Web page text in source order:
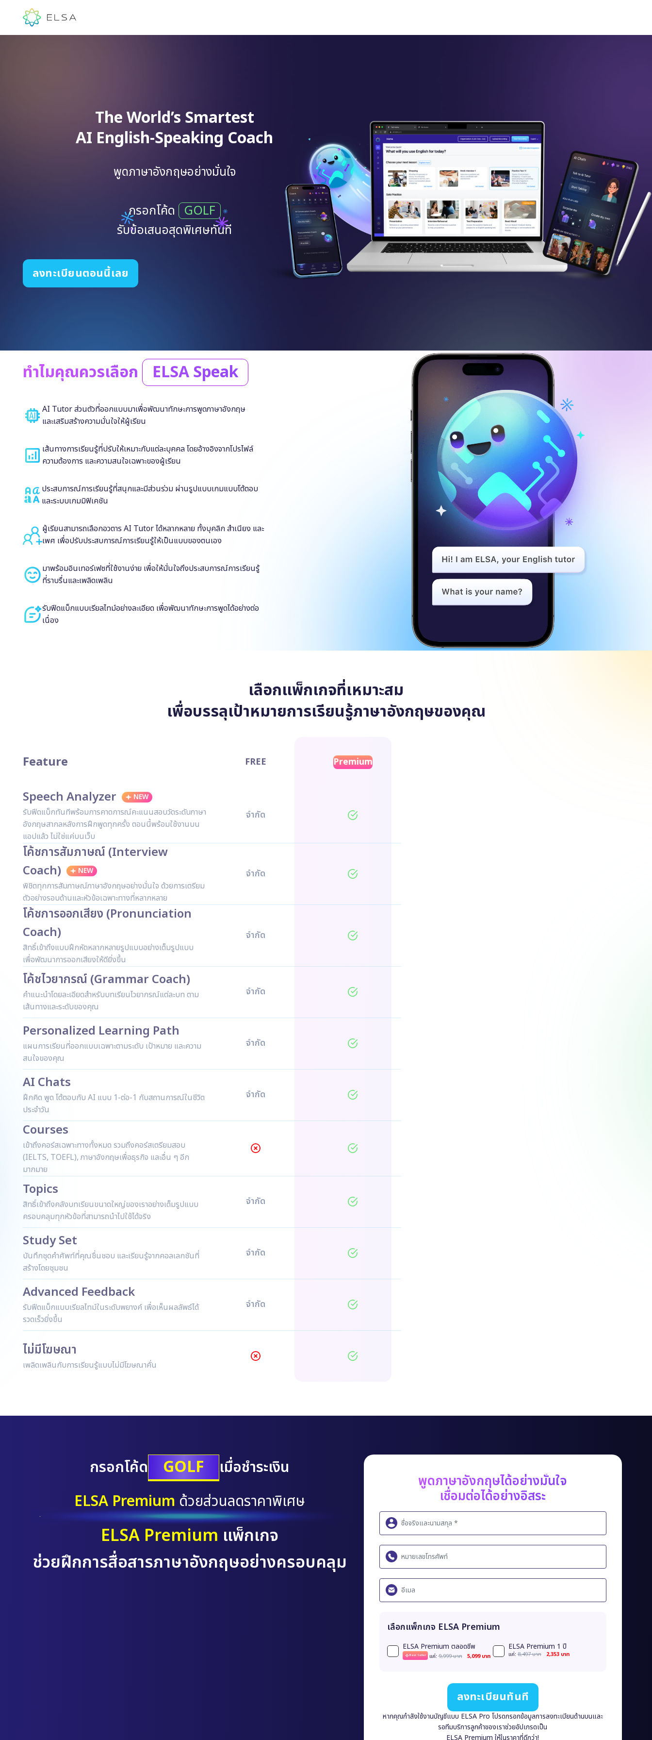
The World’s Smartest
AI English-Speaking Coach
พูดภาษาอังกฤษอย่างมั่นใจ
กรอกโค้ด GOLF
รับข้อเสนอสุดพิเศษทันที
ลงทะเบียนตอนนี้เลย
ทำไมคุณควรเลือก ELSA Speak
AI Tutor ส่วนตัวที่ออกแบบมาเพื่อพัฒนาทักษะการพูดภาษาอังกฤษ
และเสริมสร้างความมั่นใจให้ผู้เรียน
เส้นทางการเรียนรู้ที่ปรับให้เหมาะกับแต่ละบุคคล โดยอ้างอิงจากโปรไฟล์
ความต้องการ และความสนใจเฉพาะของผู้เรียน
ประสบการณ์การเรียนรู้ที่สนุกและมีส่วนร่วม ผ่านรูปแบบเกมแบบโต้ตอบ
และระบบเกมมิฟิเคชัน
ผู้เรียนสามารถเลือกอวตาร AI Tutor ได้หลากหลาย ทั้งบุคลิก สำเนียง และ
เพศ เพื่อปรับประสบการณ์การเรียนรู้ให้เป็นแบบของตนเอง
มาพร้อมอินเทอร์เฟซที่ใช้งานง่าย เพื่อให้มั่นใจถึงประสบการณ์การเรียนรู้
ที่ราบรื่นและเพลิดเพลิน
รับฟีดแบ็กแบบเรียลไทม์อย่างละเอียด เพื่อพัฒนาทักษะการพูดได้อย่างต่อ
เนื่อง
เลือกแพ็กเกจที่เหมาะสม
เพื่อบรรลุเป้าหมายการเรียนรู้ภาษาอังกฤษของคุณ
Feature FREE Premium
Speech Analyzer NEW
รับฟีดแบ็กทันทีพร้อมการคาดการณ์คะแนนสอบวัดระดับภาษา
อังกฤษสากลหลังการฝึกพูดทุกครั้ง ตอนนี้พร้อมใช้งานบน
แอปแล้ว ไม่ใช่แค่บนเว็บ
จำกัด
โค้ชการสัมภาษณ์ (Interview
Coach)
NEW
พิชิตทุกการสัมภาษณ์ภาษาอังกฤษอย่างมั่นใจ ด้วยการเตรียม
ตัวอย่างรอบด้านและหัวข้อเฉพาะทางที่หลากหลาย
จำกัด
โค้ชการออกเสียง (Pronunciation
Coach)
สิทธิ์เข้าถึงแบบฝึกหัดหลากหลายรูปแบบอย่างเต็มรูปแบบ
เพื่อพัฒนาการออกเสียงให้ดียิ่งขึ้น
จำกัด
โค้ชไวยากรณ์ (Grammar Coach)
คำแนะนำโดยละเอียดสำหรับบทเรียนไวยากรณ์แต่ละบท ตาม
เส้นทางและระดับของคุณ
จำกัด
Personalized Learning Path
แผนการเรียนที่ออกแบบเฉพาะตามระดับ เป้าหมาย และความ
สนใจของคุณ
จำกัด
AI Chats
ฝึกคิด พูด โต้ตอบกับ AI แบบ 1-ต่อ-1 กับสถานการณ์ในชีวิต
ประจำวัน
จำกัด
Courses
เข้าถึงคอร์สเฉพาะทางทั้งหมด รวมถึงคอร์สเตรียมสอบ
(IELTS, TOEFL), ภาษาอังกฤษเพื่อธุรกิจ และอื่น ๆ อีก
มากมาย
Topics
สิทธิ์เข้าถึงคลังบทเรียนขนาดใหญ่ของเราอย่างเต็มรูปแบบ
ครอบคลุมทุกหัวข้อที่สามารถนำไปใช้ได้จริง
จำกัด
Study Set
บันทึกชุดคำศัพท์ที่คุณชื่นชอบ และเรียนรู้จากคอลเลกชันที่
สร้างโดยชุมชน
จำกัด
Advanced Feedback
รับฟีดแบ็กแบบเรียลไทม์ในระดับพยางค์ เพื่อเห็นผลลัพธ์ได้
รวดเร็วยิ่งขึ้น
จำกัด
ไม่มีโฆษณา
เพลิดเพลินกับการเรียนรู้แบบไม่มีโฆษณาคั่น
กรอกโค้ด GOLF
เมื่อชำระเงิน
ELSA Premium ด้วยส่วนลดราคาพิเศษ
พูดภาษาอังกฤษได้อย่างมั่นใจ
เชื่อมต่อได้อย่างอิสระ
เลือกแพ็กเกจ ELSA Premium
ELSA Premium ตลอดชีพ
Best Seller เเค่:9,999 บาท 5,099 บาท
ELSA Premium 1 ปี
เเค่:8,497 บาท 2,353 บาท
ลงทะเบียนทันที
หากคุณกำลังใช้งานบัญชีแบบ ELSA Pro โปรดกรอกข้อมูลการลงทะเบียนด้านบนและ
รอทีมบริการลูกค้าของเราช่วยอัปเกรดเป็น
ELSA Premium ให้ในราคาที่ดีกว่า!